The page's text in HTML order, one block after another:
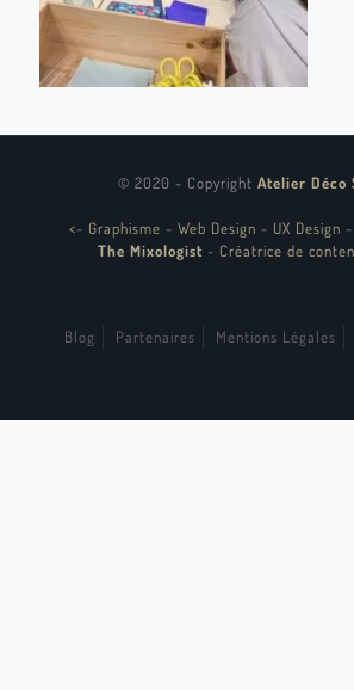
© 2020 - Copyright Atelier Déco
<- Graphisme - Web Design - UX Design -
The Mixologist - Créatrice de
Blog Partenaires Mentions Légales